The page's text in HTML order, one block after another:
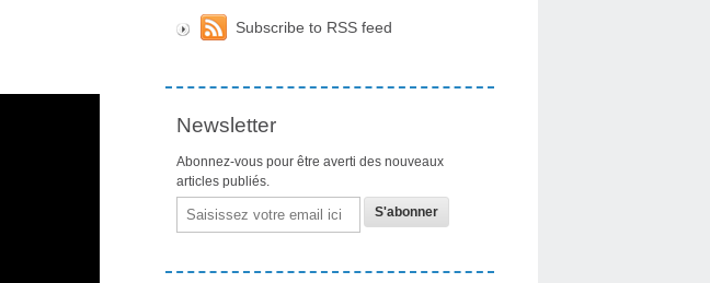
Subscribe to RSS feed
Newsletter
Abonnez-vous pour être averti des nouveaux
articles publiés.
Email